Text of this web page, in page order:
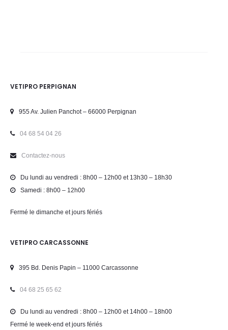
VETIPRO PERPIGNAN
955 Av. Julien Panchot – 66000 Perpignan
04 68 54 04 26
Contactez-nous
Du lundi au vendredi : 8h00 – 12h00 et 13h30 – 18h30
Samedi : 8h00 – 12h00
Fermé le dimanche et jours fériés
VETIPRO CARCASSONNE
395 Bd. Denis Papin – 11000 Carcassonne
04 68 25 65 62
Du lundi au vendredi : 8h00 – 12h00 et 14h00 – 18h00
Fermé le week-end et jours fériés